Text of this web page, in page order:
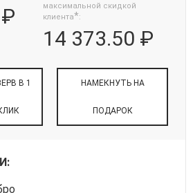
максимальной скидкой
клиента*:
14 373.50 ₽
В 1 НАМЕКНУТЬ НА
ПОДАРОК